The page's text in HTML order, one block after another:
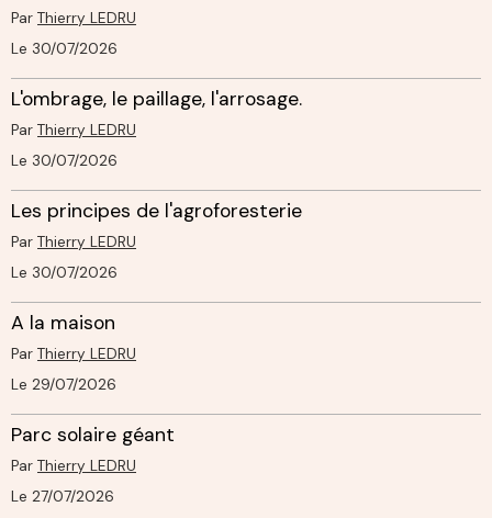
Par Thierry LEDRU
Le 30/07/2026
L'ombrage, le paillage, l'arrosage.
Par Thierry LEDRU
Le 30/07/2026
Les principes de l'agroforesterie
Par Thierry LEDRU
Le 30/07/2026
A la maison
Par Thierry LEDRU
Le 29/07/2026
Parc solaire géant
Par Thierry LEDRU
Le 27/07/2026